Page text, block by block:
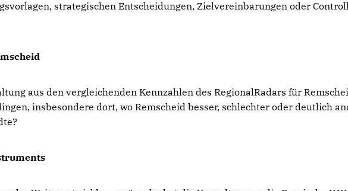
strategischen Entscheidungen, Zielvereinbarungen oder
aus den vergleichenden Kennzahlen des RegionalRadars für
insbesondere dort, wo Remscheid besser, schlechter oder deutlich